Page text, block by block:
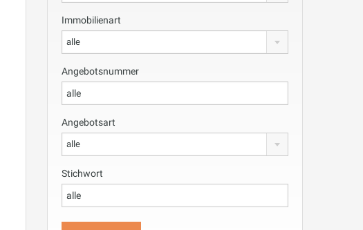
Immobilienart
alle
Angebotsnummer
Angebotsart
alle
Stichwort